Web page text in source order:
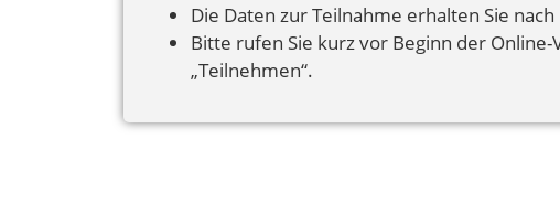
Die Daten zur Teilnahme erhalten Sie
Bitte rufen Sie kurz vor Beginn der
„Teilnehmen“.